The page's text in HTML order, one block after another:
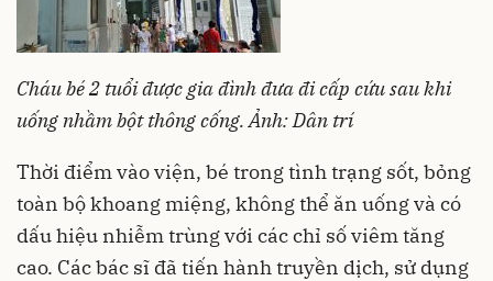
Cháu bé 2 tuổi được gia đình đưa đi cấp cứu sau khi
uống nhầm bột thông cống. Ảnh: Dân trí
Thời điểm vào viện, bé trong tình trạng sốt, bỏng
toàn bộ khoang miệng, không thể ăn uống và có
dấu hiệu nhiễm trùng với các chỉ số viêm tăng
cao. Các bác sĩ đã tiến hành truyền dịch, sử dụng